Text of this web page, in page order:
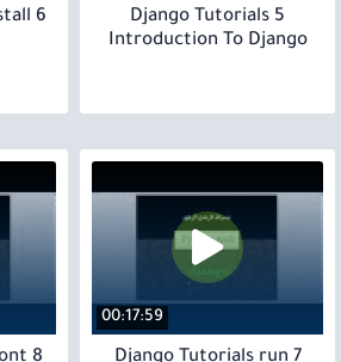
5 Django Tutorials
Introduction To Django
00:17:59